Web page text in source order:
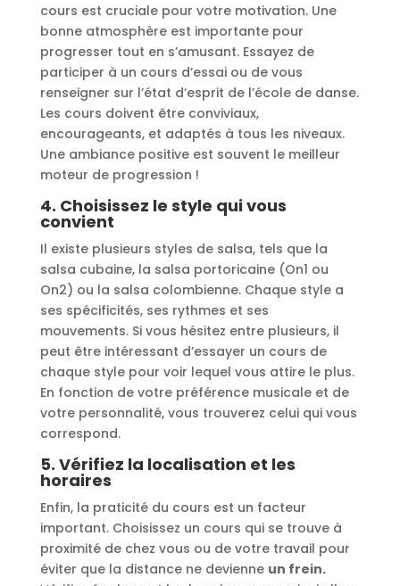
cours est cruciale pour votre motivation. Une
bonne atmosphère est importante pour
progresser tout en s’amusant. Essayez de
participer à un cours d’essai ou de vous
renseigner sur l’état d’esprit de l’école de danse.
Les cours doivent être conviviaux,
encourageants, et adaptés à tous les niveaux.
Une ambiance positive est souvent le meilleur
moteur de progression !
4. Choisissez le style qui vous
convient
Il existe plusieurs styles de salsa, tels que la
salsa cubaine, la salsa portoricaine (On1 ou
On2) ou la salsa colombienne. Chaque style a
ses spécificités, ses rythmes et ses
mouvements. Si vous hésitez entre plusieurs, il
peut être intéressant d’essayer un cours de
chaque style pour voir lequel vous attire le plus.
En fonction de votre préférence musicale et de
votre personnalité, vous trouverez celui qui vous
correspond.
5. Vérifiez la localisation et les
horaires
Enfin, la praticité du cours est un facteur
important. Choisissez un cours qui se trouve à
proximité de chez vous ou de votre travail pour
éviter que la distance ne devienne un frein.